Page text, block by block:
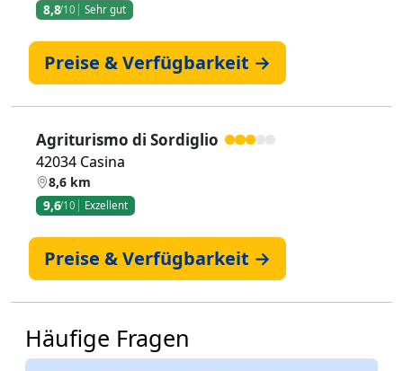
8,8/10 Sehr gut
Preise & Verfügbarkeit →
Agriturismo di Sordiglio
42034 Casina
8,6 km
9,6/10 Exzellent
Preise & Verfügbarkeit →
Häufige Fragen